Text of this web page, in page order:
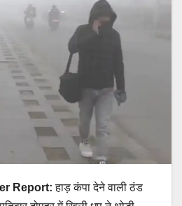
Report: हाड़ कंपा देने वाली ठंड